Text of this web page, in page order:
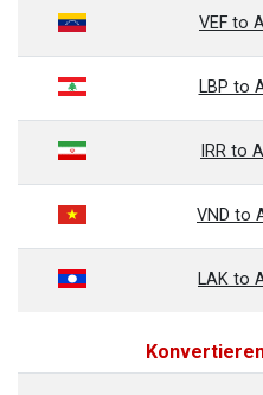
VEF to
LBP to
IRR to
VND to
LAK to